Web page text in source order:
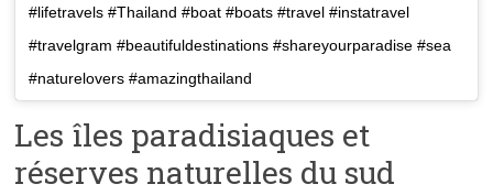
#lifetravels #Thailand #boat #boats #travel #instatravel
#travelgram #beautifuldestinations #shareyourparadise #sea
#naturelovers #amazingthailand
Les îles paradisiaques et
réserves naturelles du sud